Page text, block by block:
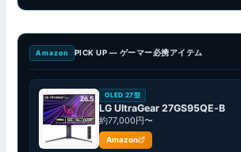
Amazon PICK UP — ゲーマー必携アイテム
OLED 27型
LG UltraGear 27GS95QE-B
約77,000円〜
Amazon